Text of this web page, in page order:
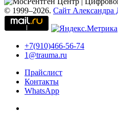
© 1999–2026. Сайт Александра
+7(910)466-56-74
1@trauma.ru
Прайслист
Контакты
WhatsApp